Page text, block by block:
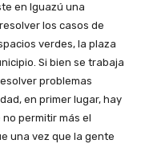
en Iguazú una
los casos de
verdes, la plaza
Si bien se trabaja
problemas
en primer lugar, hay
permitir más el
una vez que la gente